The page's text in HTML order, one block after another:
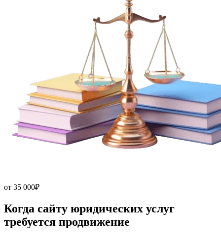
от 35 000₽
Когда сайту юридических услуг
требуется продвижение